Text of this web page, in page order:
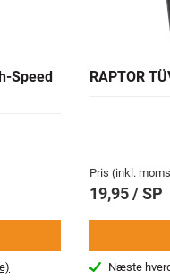
Speed
RAPTOR
Pris (inkl.
19,95 / SP
Næste